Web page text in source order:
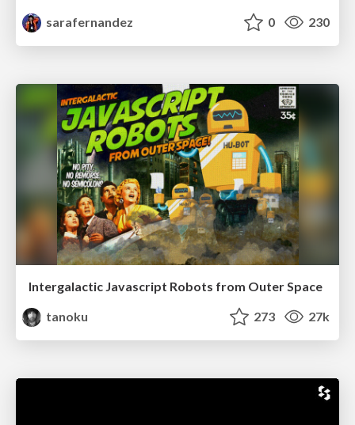
sarafernandez
0 230
Intergalactic Javascript Robots from Outer Space
tanoku
273 27k